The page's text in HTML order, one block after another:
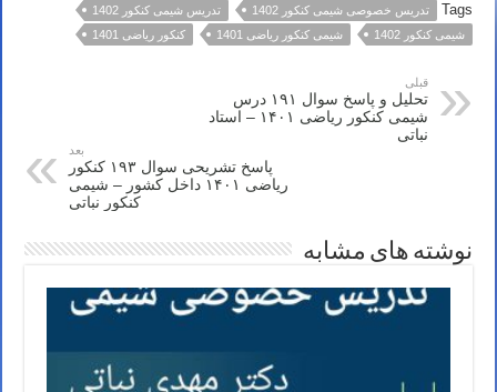
Tags تدریس خصوصی شیمی کنکور 1402
تدریس شیمی کنکور 1402
شیمی کنکور 1402
شیمی کنکور ریاضی 1401 کنکور ریاضی 1401
قبلی
تحلیل و پاسخ سوال ۱۹۱ درس
شیمی کنکور ریاضی ۱۴۰۱ – استاد
نباتی
بعد
پاسخ تشریحی سوال ۱۹۳ کنکور
ریاضی ۱۴۰۱ داخل کشور – شیمی
کنکور نباتی
نوشته های مشابه